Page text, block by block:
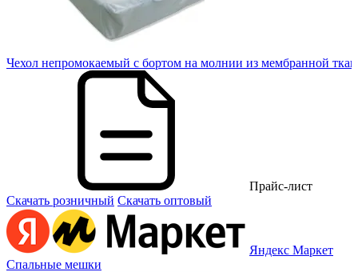
Чехол непромокаемый с бортом на молнии из мембранной
Прайс-лист
Скачать розничный Скачать оптовый
Яндекс Маркет
Спальные мешки